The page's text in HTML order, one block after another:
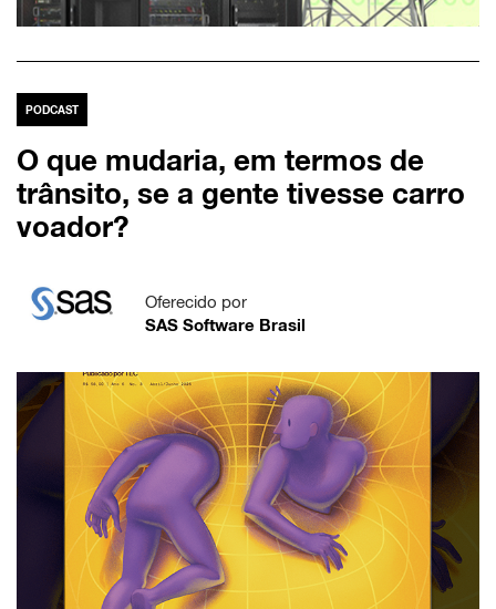
PODCAST
O que mudaria, em termos de
trânsito, se a gente tivesse carro
voador?
Oferecido por
SAS Software Brasil